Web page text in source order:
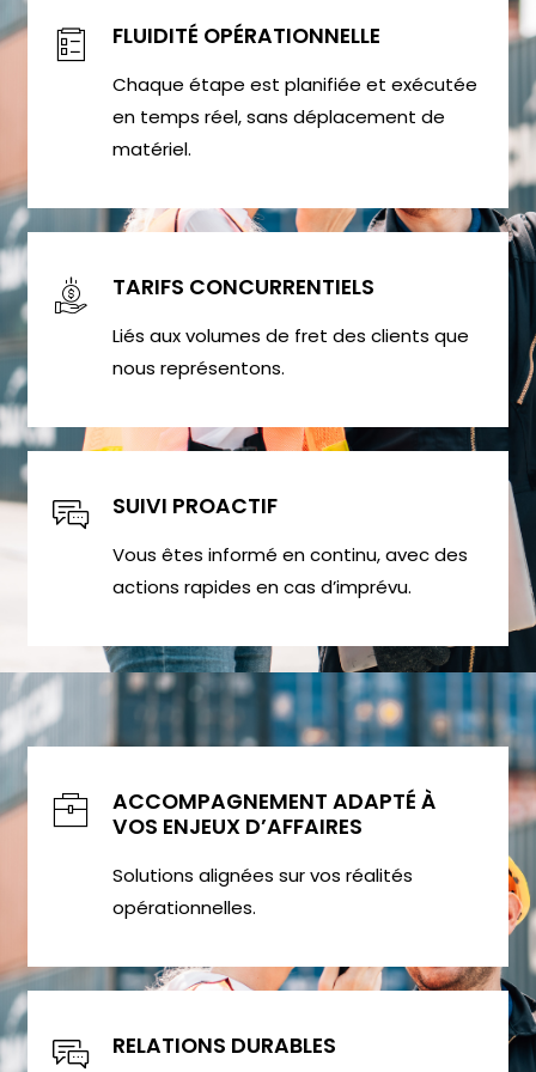
FLUIDITÉ OPÉRATIONNELLE
Chaque étape est planifiée et exécutée
en temps réel, sans déplacement de
matériel.
TARIFS CONCURRENTIELS
Liés aux volumes de fret des clients que
nous représentons.
SUIVI PROACTIF
Vous êtes informé en continu, avec des
actions rapides en cas d’imprévu.
ACCOMPAGNEMENT ADAPTÉ À
VOS ENJEUX D’AFFAIRES
Solutions alignées sur vos réalités
opérationnelles.
RELATIONS DURABLES